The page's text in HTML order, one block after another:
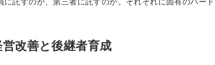
に託すのか、第三者に託すのか。それぞれに固有のハード
改善と後継者育成